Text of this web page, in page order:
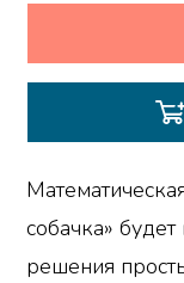
собачка»
решения